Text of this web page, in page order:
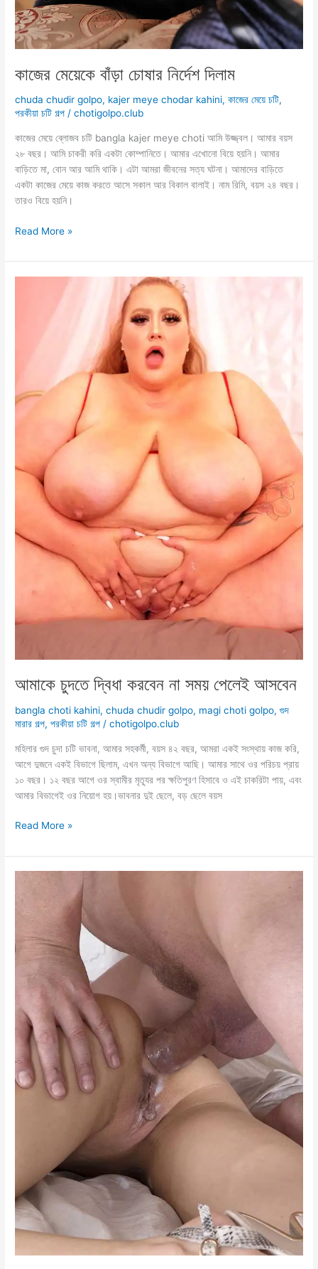
কাজের মেয়েকে বাঁড়া চোষার নির্দেশ দিলাম
chuda chudir golpo, kajer meye chodar kahini,কাজের মেয়ে চটি,
পরকীয়া চটি গল্প /chotigolpo.club
কাজের মেয়ে ব্লোজব চটি bangla kajer meye choti আমি উজ্জ্বল। আমার বয়স
২৮ বছর। আমি চাকরী করি একটা কোম্পানিতে। আমার এখোনো বিয়ে হয়নি। আমার
বাড়িতে মা, বোন আর আমি থাকি। এটা আমরা জীবনের সত্য ঘটনা। আমাদের বাড়িতে
একটা কাজের মেয়ে কাজ করতে আসে সকাল আর বিকাল বালাই। নাম রিমি, বয়স ২৪ বছর।
তারও বিয়ে হয়নি।
কাজের
বাঁড়া
চোষার
Read More »
আমাকে চুদতে দ্বিধা করবেন না সময় পেলেই আসবেন
bangla choti kahini,chuda chudir golpo, magi choti golpo,গুদ
মারার গল্প,পরকীয়া চটি গল্প /chotigolpo.club
মহিলার গুদ চুদা চটি ভাবনা, আমার সহকর্মী, বয়স ৪২ বছর, আমরা একই সংস্থায় কাজ করি,
আগে দুজনে একই বিভাগে ছিলাম, এখন অন্য বিভাগে আছি। আমার সাথে ওর পরিচয় প্রায়
১০ বছর। ১২ বছর আগে ওর স্বামীর মৃত্যূর পর ক্ষতিপুরণ হিসাবে ও এই চাকরিটা পায়, এবং
আমার বিভাগেই ওর নিয়োগ হয়।ভাবনার দুই ছেলে, বড় ছেলে বয়স
আমাকে
দ্বিধা
করবেন
সময়
আসবেন
Read More »